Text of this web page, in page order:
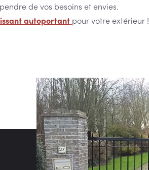
de vos besoins et envies.
autoportant pour votre extérieur !